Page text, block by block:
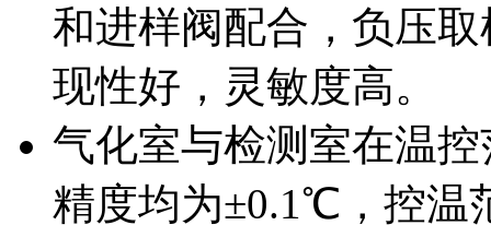
和进样阀配合，负压
现性好，灵敏度高。
气化室与检测室在温
精度均为±0.1℃，控温